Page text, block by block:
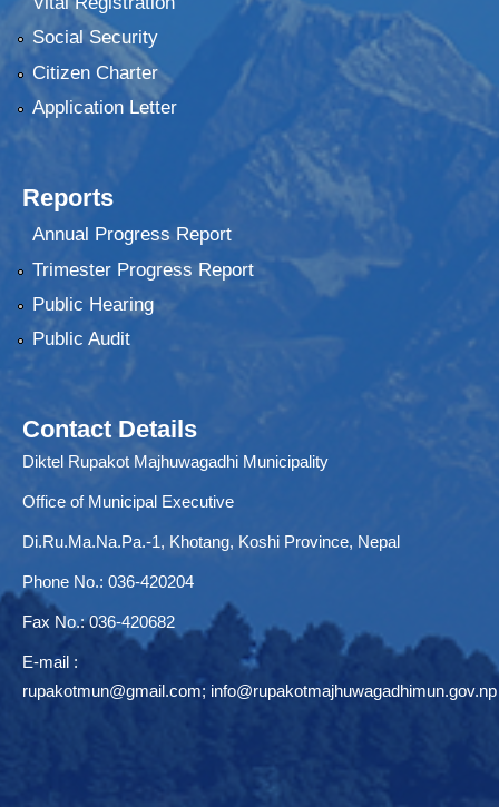
Social Security
Citizen Charter
Application Letter
Reports
Annual Progress Report
Trimester Progress Report
Public Hearing
Public Audit
Contact Details
Diktel Rupakot Majhuwagadhi Municipality
Office of Municipal Executive
Di.Ru.Ma.Na.Pa.-1, Khotang, Koshi Province, Nepal
Phone No.: 036-420204
Fax No.: 036-420682
E-mail :
rupakotmun@gmail.com; info@rupakotmajhuwagadhimun.gov.np